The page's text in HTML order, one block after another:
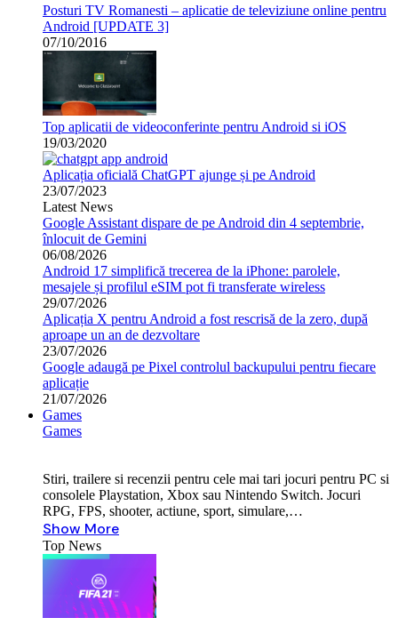
Posturi TV Romanesti – aplicatie de televiziune online pentru
Android [UPDATE 3]
07/10/2016
Top aplicatii de videoconferinte pentru Android si iOS
19/03/2020
Aplicația oficială ChatGPT ajunge și pe Android
23/07/2023
Latest News
Google Assistant dispare de pe Android din 4 septembrie,
înlocuit de Gemini
06/08/2026
Android 17 simplifică trecerea de la iPhone: parolele,
mesajele și profilul eSIM pot fi transferate wireless
29/07/2026
Aplicația X pentru Android a fost rescrisă de la zero, după
aproape un an de dezvoltare
23/07/2026
Google adaugă pe Pixel controlul backupului pentru fiecare
aplicație
21/07/2026
Games
Games
Stiri, trailere si recenzii pentru cele mai tari jocuri pentru PC si
consolele Playstation, Xbox sau Nintendo Switch. Jocuri
RPG, FPS, shooter, actiune, sport, simulare,…
Show More
Top News